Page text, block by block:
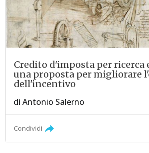
Credito d'imposta per ricerca
una proposta per migliorare
dell'incentivo
diAntonio Salerno
Condividi